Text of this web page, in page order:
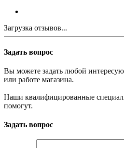
Загрузка отзывов...
Задать вопрос
Вы можете задать любой
или работе магазина.
Наши квалифицированные
помогут.
Задать вопрос